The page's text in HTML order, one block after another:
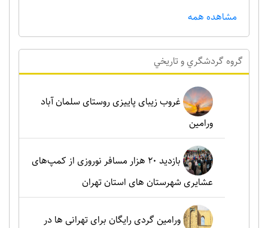
مشاهده همه
گروه گردشگري و تاريخي
غروب زیبای پاییزی روستای سلمان آباد
ورامین
بازدید ۲۰ هزار مسافر نوروزی از کمپ‌های
عشایری شهرستان های استان تهران
ورامین گردی رایگان برای تهرانی ها در